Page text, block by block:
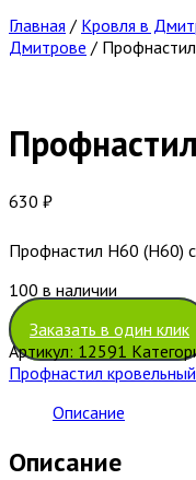
Главная / Кровля в
Дмитрове /
630 ₽
Профнастил Н60 (Н60)
100 в наличии
Заказать в один клик
Артикул: 12591
Профнастил
Описание
Описание